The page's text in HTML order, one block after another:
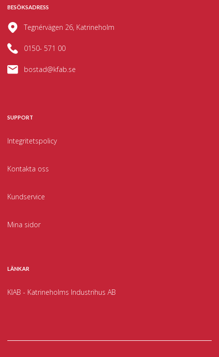
BESÖKSADRESS
Tegnérvägen 26, Katrineholm
0150- 571 00
bostad@kfab.se
SUPPORT
Integritetspolicy
Kontakta oss
Kundservice
Mina sidor
LÄNKAR
KIAB - Katrineholms Industrihus AB